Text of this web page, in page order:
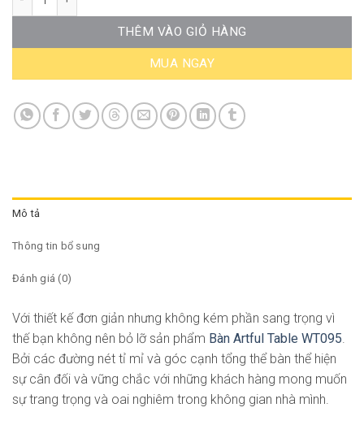
THÊM VÀO GIỎ HÀNG
MUA NGAY
Mô tả
Thông tin bổ sung
Đánh giá (0)
Với thiết kế đơn giản nhưng không kém phần sang trọng vì
thế bạn không nên bỏ lỡ sản phẩm Bàn Artful Table WT095
Bởi các đường nét tỉ mỉ và góc cạnh tổng thể bàn thể hiện
sự cân đối và vững chắc với những khách hàng mong muốn
sự trang trọng và oai nghiêm trong không gian nhà mình.